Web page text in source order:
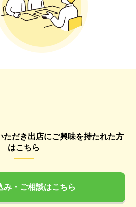
ただき出店にご興味を持たれた方
はこちら
み・ご相談はこちら